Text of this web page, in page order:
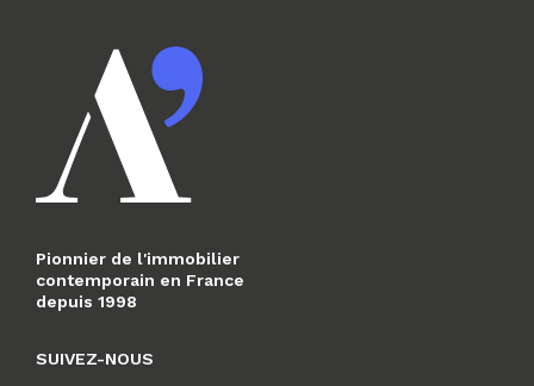
Pionnier de l'immobilier
contemporain en France
depuis 1998
SUIVEZ-NOUS